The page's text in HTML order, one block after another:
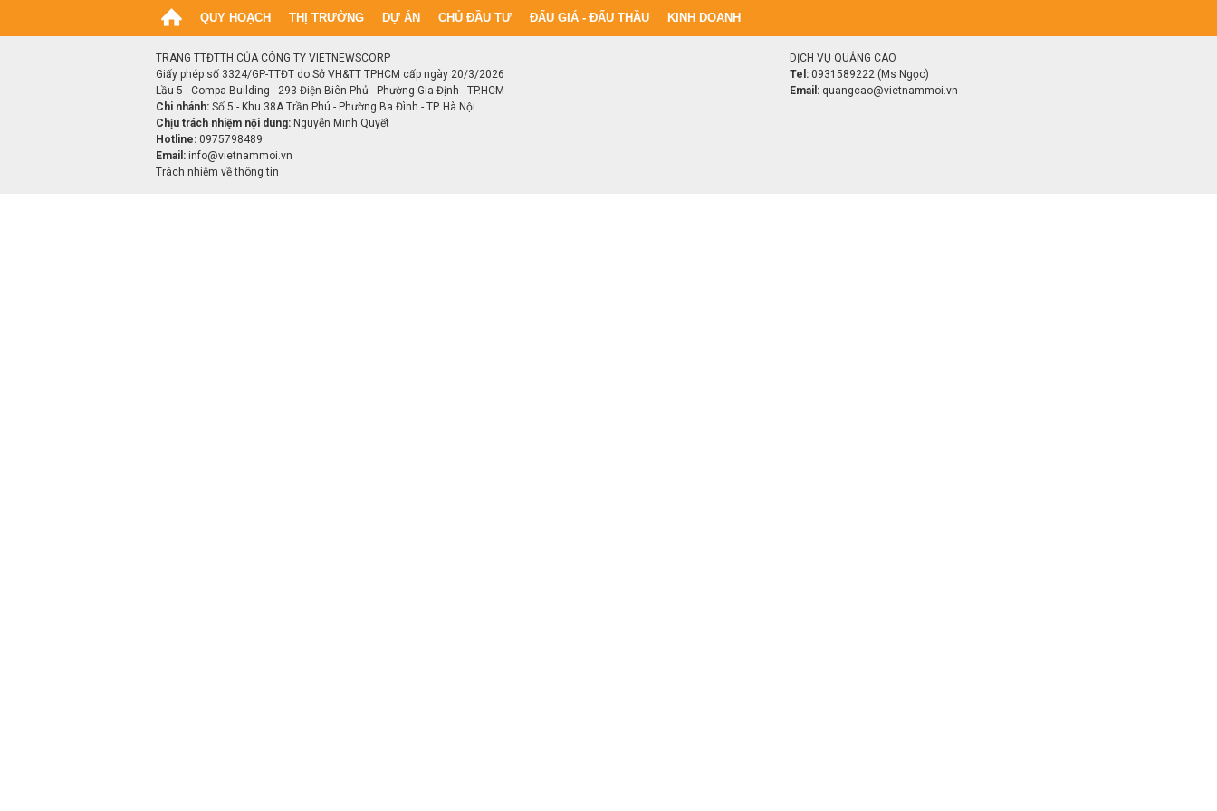
QUY HOẠCH THỊ TRƯỜNG DỰ ÁN CHỦ ĐẦU TƯ ĐẤU GIÁ - ĐẤU THẦU KINH DOANH
TRANG TTĐTTH CỦA CÔNG TY VIETNEWSCORP
Giấy phép số 3324/GP-TTĐT do Sở VH&TT TPHCM cấp ngày 20/3/2026
Lầu 5 - Compa Building - 293 Điện Biên Phủ - Phường Gia Định - TP.HCM
Chi nhánh: Số 5 - Khu 38A Trần Phú - Phường Ba Đình - TP. Hà Nội
Chịu trách nhiệm nội dung: Nguyễn Minh Quyết
Hotline: 0975798489
Email: info@vietnammoi.vn
Trách nhiệm về thông tin
DỊCH VỤ QUẢNG CÁO
Tel: 0931589222 (Ms Ngọc)
Email: quangcao@vietnammoi.vn